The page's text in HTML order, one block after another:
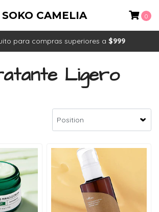
para compras superiores a $999
SOKO CAMELIA 0
Ligero